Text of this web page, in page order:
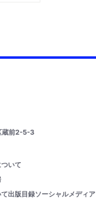
蔵前2-5-3
いて
出版目録ソーシャルメディア